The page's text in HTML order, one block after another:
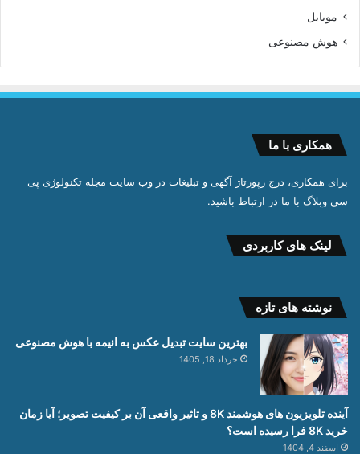
موبایل
هوش مصنوعی
همکاری با ما
برای همکاری، درج رپورتاژ آگهی و تبلیغات در وب سایت مجله تکنولوژی پی
سی وبلاگ با ما در ارتباط باشید.
لینک های کاربردی
نوشته های تازه
بهترین سایت تبدیل عکس به انیمه با هوش مصنوعی
خرداد 18, 1405
آینده تلویزیون های هوشمند 8K و تاثیر واقعی آن بر کیفیت تصویر؛ آیا زمان
خرید 8K فرا رسیده است؟
اسفند 4, 1404